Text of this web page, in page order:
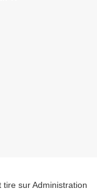
sur Administration